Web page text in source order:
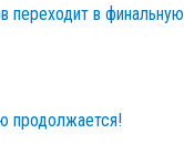
переходит в финальную
продолжается!